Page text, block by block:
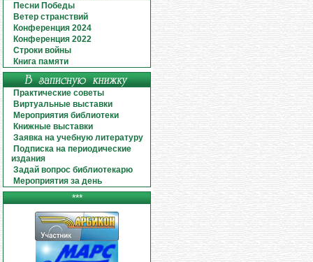
Песни Победы
Ветер странствий
Конференция 2024
Конференция 2022
Строки войны
Книга памяти
Практические советы
Виртуальные выставки
Мероприятия библиотеки
Книжные выставки
Заявка на учебную литературу
Подписка на периодические
издания
Задай вопрос библиотекарю
Мероприятия за день
***